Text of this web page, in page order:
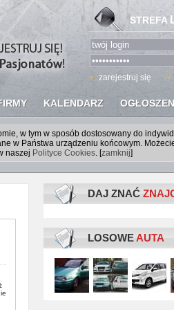
KALENDARZ
STREFA
zarejestruj się
w tym w sposób dostosowany do
w Państwa urządzeniu końcowym.
naszej Polityce Cookies. [zamknij]
DAJ ZNAĆ
LOSOWEAUTA